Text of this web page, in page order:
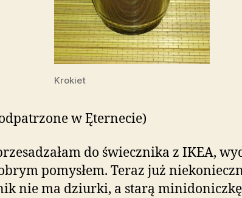
Krokiet
w Ęternecie)
do świecznika z IKEA,
pomysłem. Teraz już
nie ma dziurki, a starą minidoniczkę